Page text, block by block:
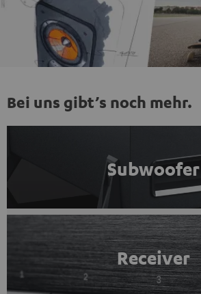
Bei uns gibt’s noch mehr.
Subwoofer
Receiver